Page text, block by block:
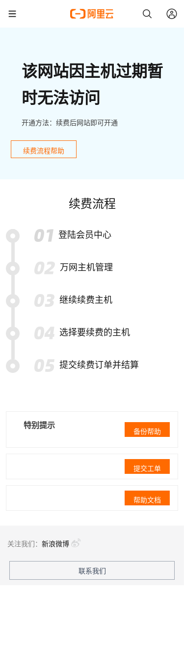
该网站因主机过期暂
时无法访问
开通方法：续费后网站即可开通
续费流程帮助
续费流程
登陆会员中心
万网主机管理
继续续费主机
选择要续费的主机
提交续费订单并结算
特别提示
备份帮助
提交工单
帮助文档